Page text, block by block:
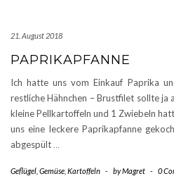
21. August 2018
PAPRIKAPFANNE
Ich hatte uns vom Einkauf Paprika
restliche Hähnchen – Brustfilet sollte ja
kleine Pellkartoffeln und 1 Zwiebeln
uns eine leckere Paprikapfanne
abgespült…
Geflügel Gemüse Kartoffeln - byMagret - 0